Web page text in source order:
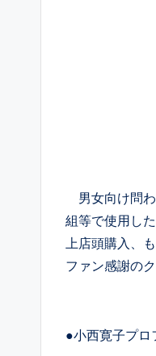
男女向け問
組等で使用し
上店頭購入、
ファン感謝の
●小西寛子プロ